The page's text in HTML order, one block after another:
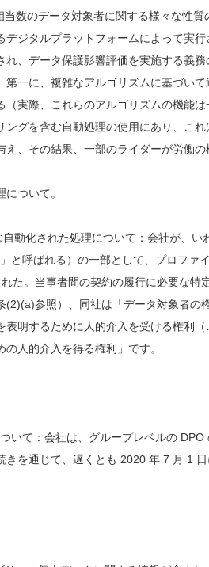
数のデータ対象者に関する様々な性
デジタルプラットフォームによって実
れ、データ保護影響評価を実施する義
第一に、複雑なアルゴリズムに基づい
（実際、これらのアルゴリズムの機能
ングを含む自動処理の使用にあり、こ
、その結果、一部のライダーが労働の
ついて。
動化された処理について：会社が、
と呼ばれる）の一部として、プロファ
た。当事者間の契約の履行に必要な
(2)(a)参照）、同社は「データ対象者
表明するために人的介入を受ける権利
人的介入を得る権利」です。
いて：会社は、グループレベルの
きを通じて、遅くとも 2020 年 7 月 1